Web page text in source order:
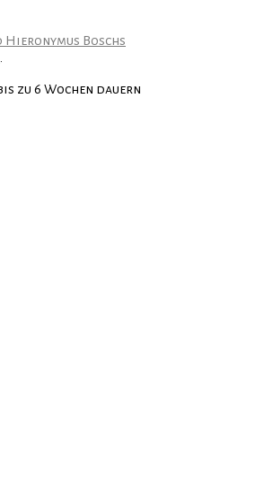
Hieronymus Boschs
zu 6 Wochen dauern